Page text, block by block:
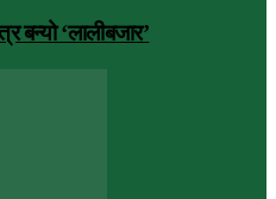
बन्यो ‘लालीबजार’